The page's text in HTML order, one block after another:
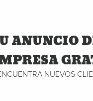
ANUNCIO
NUEVOS